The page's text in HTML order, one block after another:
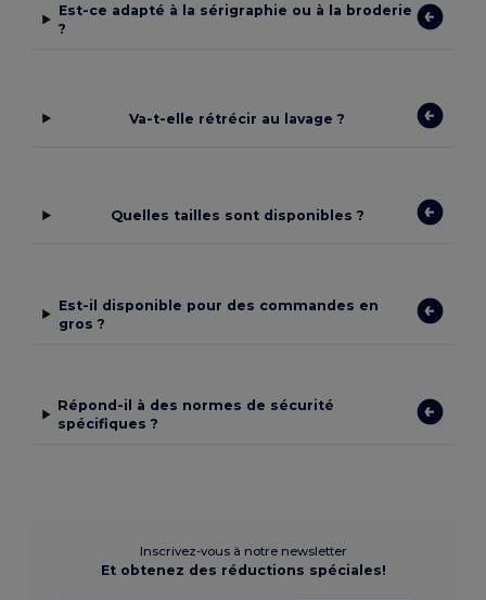
Est-ce adapté à la sérigraphie ou à la broderie
?
Va-t-elle rétrécir au lavage ?
Quelles tailles sont disponibles ?
Est-il disponible pour des commandes en
gros ?
Répond-il à des normes de sécurité
spécifiques ?
Inscrivez-vous à notre newsletter
Et obtenez des réductions spéciales!